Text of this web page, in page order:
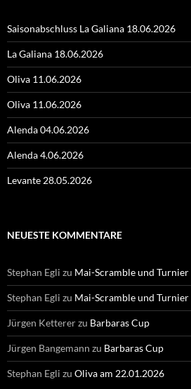
Saisonabschluss La Galiana 18.06.2026
La Galiana 18.06.2026
Oliva 11.06.2026
Oliva 11.06.2026
Alenda 04.06.2026
Alenda 4.06.2026
Levante 28.05.2026
NEUESTE KOMMENTARE
Stephan Egli zu Mai-Scramble und
Stephan Egli zu Mai-Scramble und
Jürgen Kettererzu Barbaras Cup
Jürgen Bangemann zu Barbaras Cup
Stephan Egli zu Oliva am 22.01.2026